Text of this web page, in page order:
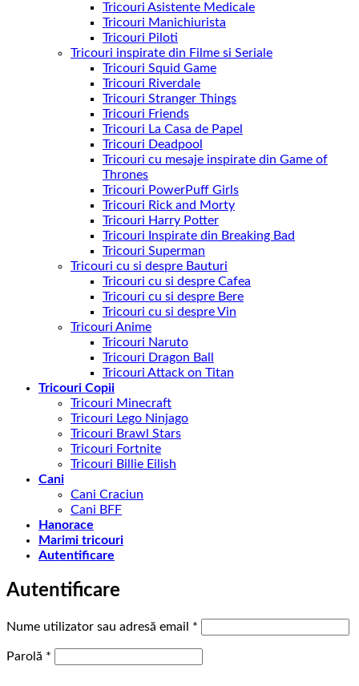
Tricouri Asistente Medicale
Tricouri Manichiurista
Tricouri Piloti
Tricouri inspirate din Filme si Seriale
Tricouri Squid Game
Tricouri Riverdale
Tricouri Stranger Things
Tricouri Friends
Tricouri La Casa de Papel
Tricouri Deadpool
Tricouri cu mesaje inspirate din Game of
Thrones
Tricouri PowerPuff Girls
Tricouri Rick and Morty
Tricouri Harry Potter
Tricouri Inspirate din Breaking Bad
Tricouri Superman
Tricouri cu si despre Bauturi
Tricouri cu si despre Cafea
Tricouri cu si despre Bere
Tricouri cu si despre Vin
Tricouri Anime
Tricouri Naruto
Tricouri Dragon Ball
Tricouri Attack on Titan
Tricouri Copii
Tricouri Minecraft
Tricouri Lego Ninjago
Tricouri Brawl Stars
Tricouri Fortnite
Tricouri Billie Eilish
Cani
Cani Craciun
Cani BFF
Hanorace
Marimi tricouri
Autentificare
Autentificare
Nume utilizator sau adresă email *
Parolă *